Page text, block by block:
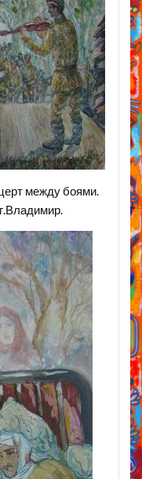
между боями.